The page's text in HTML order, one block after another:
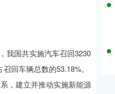
我国共实施汽车召回3230
回车辆总数的53.18%。
，建立并推动实施新能源